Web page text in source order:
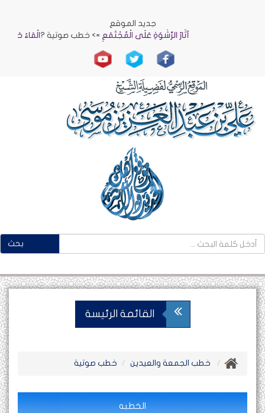
جديد الموقع
الْمَاءُ حَيَاةٌ
آثَارُ الرِّشْوَةِ عَلَى الْمُجْتَمَعِ=> خطب صوتية ?
بحث
القائمة الرئيسة
خطب الجمعة والعيدين خطب صوتية
الخطبه